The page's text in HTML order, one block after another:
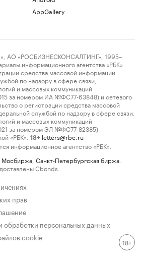
AppGallery
АО «РОСБИЗНЕСКОНСАЛТИНГ», 1995–
информационного агентства «РБК»
средства массовой информации
по надзору в сфере связи,
и массовых коммуникаций
за номером ИА №ФС77-63848) и сетевого
о регистрации средства массовой
службой по надзору в сфере связи,
и массовых коммуникаций
за номером ЭЛ №ФС77-82385)
«РБК».
18+ letters@rbc.ru
информационное агентство «РБК».
Мосбиржа Санкт-Петербургская биржа
Cbonds.
прав
обработки персональных данных
cookie
18+